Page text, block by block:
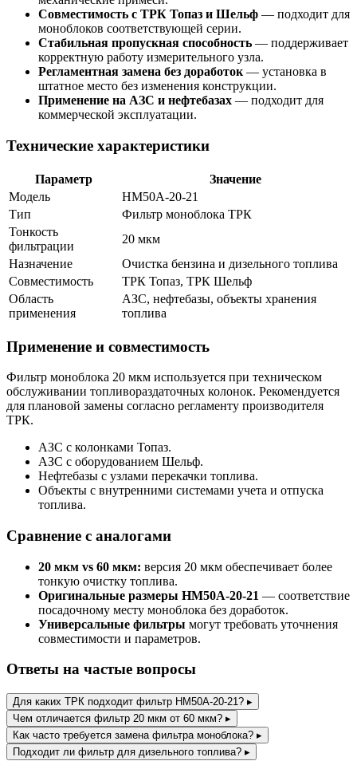
Совместимость с ТРК Топаз и Шельф — подходит для
моноблоков соответствующей серии.
Стабильная пропускная способность — поддерживает
корректную работу измерительного узла.
Регламентная замена без доработок— установка в
штатное место без изменения конструкции.
Применение на АЗС и нефтебазах — подходит для
коммерческой эксплуатации.
Технические характеристики
Параметр
Значение
Модель
НМ50А-20-21
Тип
Фильтр моноблока ТРК
Тонкость
фильтрации
20 мкм
Назначение
Очистка бензина и дизельного топлива
Совместимость
ТРК Топаз, ТРК Шельф
Область
применения
АЗС, нефтебазы, объекты хранения
топлива
Применение и совместимость
Фильтр моноблока 20 мкм используется при техническом
обслуживании топливораздаточных колонок. Рекомендуется
для плановой замены согласно регламенту производителя
ТРК.
АЗС с колонками Топаз.
АЗС с оборудованием Шельф.
Нефтебазы с узлами перекачки топлива.
Объекты с внутренними системами учета и отпуска
топлива.
Сравнение с аналогами
20 мкм vs 60 мкм: версия 20 мкм обеспечивает более
тонкую очистку топлива.
Оригинальные размеры НМ50А-20-21 — соответствие
посадочному месту моноблока без доработок.
Универсальные фильтры могут требовать уточнения
совместимости и параметров.
Ответы на частые вопросы
Для каких ТРК подходит фильтр НМ50А-20-21? ▸
Чем отличается фильтр 20 мкм от 60 мкм? ▸
Как часто требуется замена фильтра моноблока? ▸
Подходит ли фильтр для дизельного топлива? ▸